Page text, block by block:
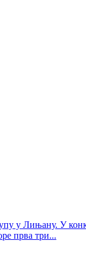
у Лињану. У
прва три...